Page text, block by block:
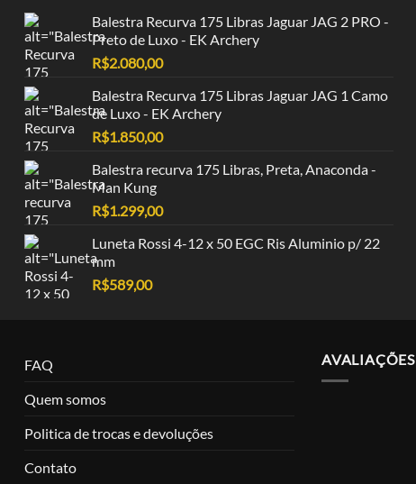
Balestra Recurva 175 Libras Jaguar JAG 2 PRO -
Preto de Luxo - EK Archery
R$2.080,00
Balestra Recurva 175 Libras Jaguar JAG 1 Camo
de Luxo - EK Archery
R$1.850,00
Balestra recurva 175 Libras, Preta, Anaconda -
Man Kung
R$1.299,00
Luneta Rossi 4-12 x 50 EGC Ris Aluminio p/ 22
mm
R$589,00
FAQ
Quem somos
Politica de trocas e devoluções
Contato
AVALIAÇÕES